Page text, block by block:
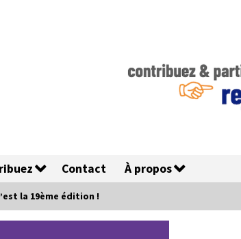
Contact À propos
la 19ème édition !